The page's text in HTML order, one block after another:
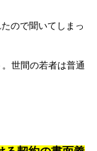
ので聞いてしまっ
世間の若者は普通